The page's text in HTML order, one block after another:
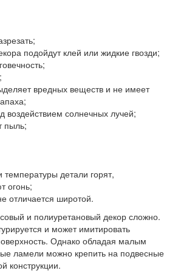
подойдут клей или жидкие гвозди;
вредных веществ и не имеет
воздействием солнечных лучей;
пыль;
детали горят,
огонь;
отличается широтой.
и полиуретановый декор сложно.
и может имитировать
Однако обладая малым
ламели можно крепить на подвесные
конструкции.